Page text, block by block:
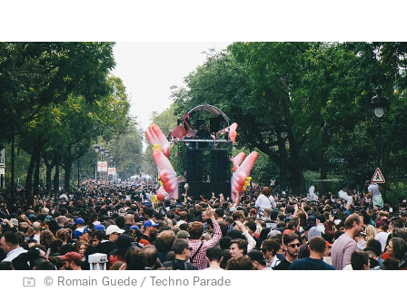
© Romain Guede / Techno Parade